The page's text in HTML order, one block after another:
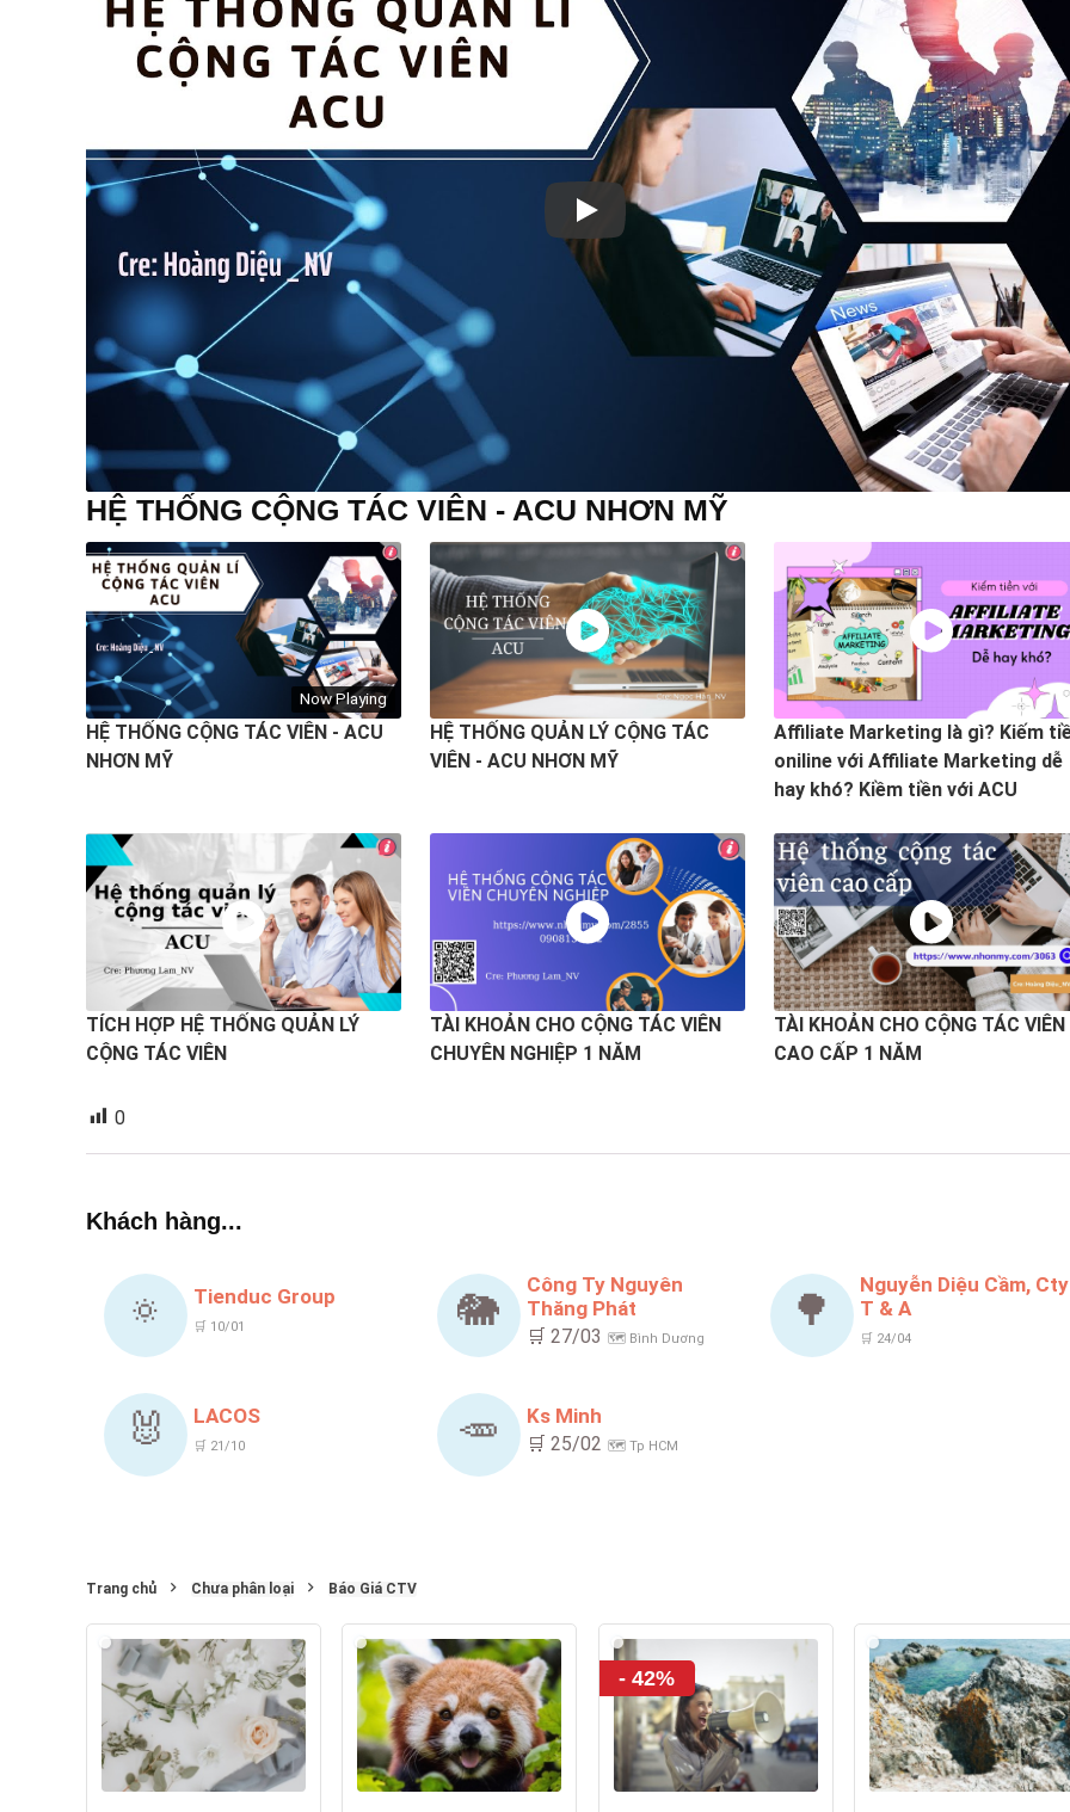
HỆ THỐNG CỘNG TÁC VIÊN - ACU NHƠN MỸ
Now Playing
HỆ THỐNG CỘNG TÁC VIÊN - ACU
NHƠN MỸ
HỆ THỐNG QUẢN LÝ CỘNG TÁC
VIÊN - ACU NHƠN MỸ
Affiliate Marketing là gì? Kiếm
oniline với Affiliate Marketing dễ
hay khó? Kiềm tiền với ACU
TÍCH HỢP HỆ THỐNG QUẢN LÝ
CỘNG TÁC VIÊN
TÀI KHOẢN CHO CỘNG TÁC VIÊN
CHUYÊN NGHIỆP 1 NĂM
TÀI KHOẢN CHO CỘNG TÁC VIÊN
CAO CẤP 1 NĂM
0
Khách hàng...
🔅 Tienduc Group
🛒 10/01 🐘
Công Ty Nguyên
Thăng Phát
🛒 27/03 🗺️ Bình Dương
🌳
Nguyễn Diệu Cầm, Cty
T & A
🛒 24/04
🐰 LACOS
🛒 21/10 🥕 Ks Minh
🛒 25/02 🗺️ Tp HCM
Trang chủ Chưa phân loại Báo Giá CTV
- 42%